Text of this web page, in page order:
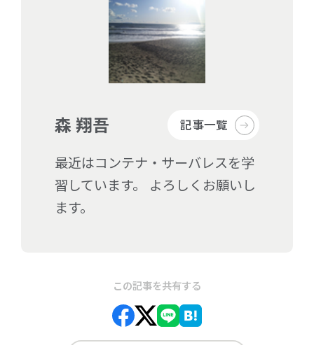
森 翔吾 記事一覧
最近はコンテナ・サーバレスを学
習しています。 よろしくお願いし
ます。
この記事を共有する